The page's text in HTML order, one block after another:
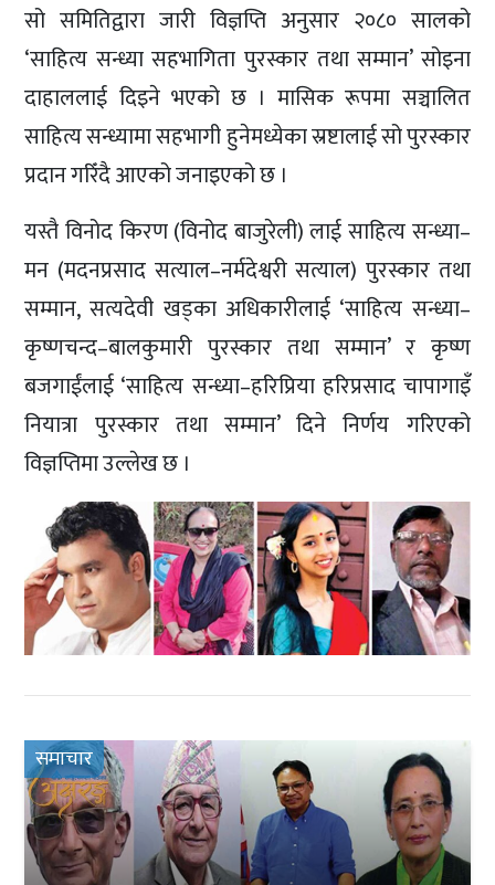
सो समितिद्वारा जारी विज्ञप्ति अनुसार २०८० सालको
‘साहित्य सन्ध्या सहभागिता पुरस्कार तथा सम्मान’ सोइना
दाहाललाई दिइने भएको छ । मासिक रूपमा सञ्चालित
साहित्य सन्ध्यामा सहभागी हुनेमध्येका स्रष्टालाई सो पुरस्कार
प्रदान गरिँदै आएको जनाइएको छ ।
यस्तै विनोद किरण (विनोद बाजुरेली) लाई साहित्य सन्ध्या–
मन (मदनप्रसाद सत्याल–नर्मदेश्वरी सत्याल) पुरस्कार तथा
सम्मान, सत्यदेवी खड्का अधिकारीलाई ‘साहित्य सन्ध्या–
कृष्णचन्द–बालकुमारी पुरस्कार तथा सम्मान’ र कृष्ण
बजगाईंलाई ‘साहित्य सन्ध्या–हरिप्रिया हरिप्रसाद चापागाइँ
नियात्रा पुरस्कार तथा सम्मान’ दिने निर्णय गरिएको
विज्ञप्तिमा उल्लेख छ ।
समाचार